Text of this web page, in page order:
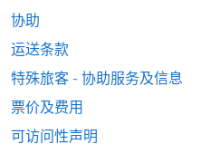
协助
运送条款
特殊旅客 - 协助服务及信息
票价及费用
可访问性声明